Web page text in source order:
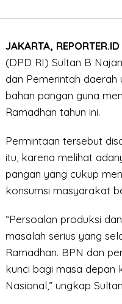
Jelang
JAKARTA, REPORTER.ID
(DPD RI) Sultan B
dan Pemerintah
bahan pangan guna
Ramadhan tahun ini.
Permintaan tersebut
itu, karena melihat
pangan yang cukup
konsumsi masyarakat
“Persoalan produksi
masalah serius yang
Ramadhan. BPN dan
kunci bagi masa depan
Nasional,” ungkap